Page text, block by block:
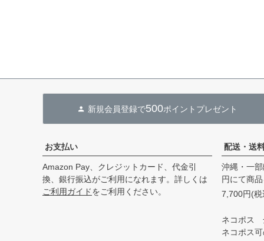
新規会員登録で500ポイントプレゼント
お支払い
Amazon Pay、クレジットカード、代金引
換、銀行振込がご利用になれます。詳しくは
ご利用ガイドをご利用ください。
配送・送
沖縄・一
円にて商
7,700円(
ネコポス
ネコポス